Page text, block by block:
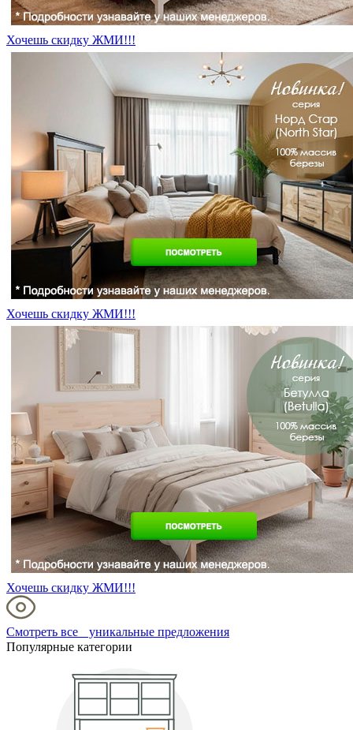
Хочешь скидку ЖМИ!!!
Хочешь скидку ЖМИ!!!
Хочешь скидку ЖМИ!!!
Смотреть все уникальные предложения
Популярные категории